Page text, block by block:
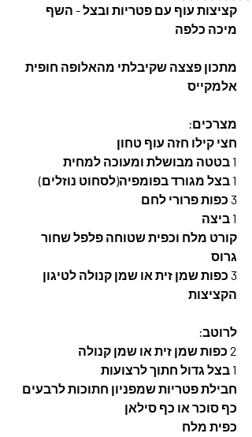
קציצות עוף עם פטריות ובצל - השף
מיכה כלפה
מתכון פצצה שקיבלתי מהאלופה חופית
אלמקייס
מצרכים:
חצי קילו חזה עוף טחון
1 בטטה מבושלת ומעוכה למחית
1 בצל מגורד בפומפיה(לסחוט נוזלים)
3 כפות פרורי לחם
1 ביצה
קורט מלח וכפית שטוחה פלפל שחור
גרוס
3 כפות שמן זית או שמן קנולה לטיגון
הקציצות
לרוטב:
2 כפות שמן זית או שמן קנולה
1 בצל גדול חתוך לרצועות
חבילת פטריות שמפניון חתוכות לרבעים
כף סוכר או כף סילאן
כפית מלח